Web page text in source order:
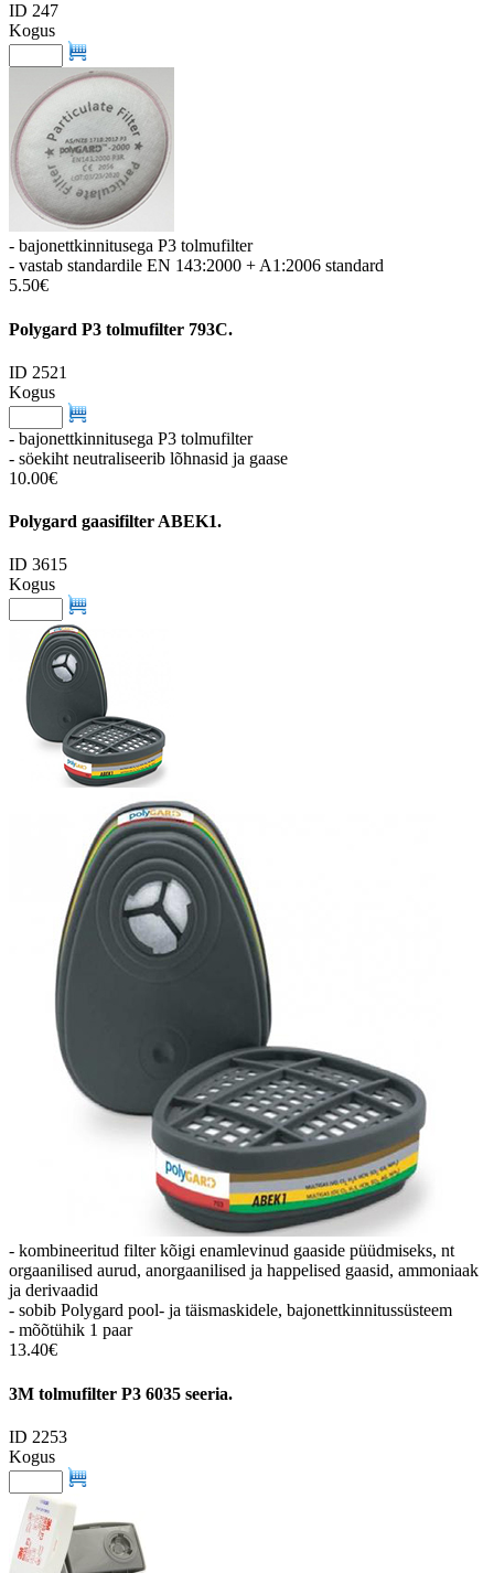
ID 247
Kogus
- bajonettkinnitusega P3 tolmufilter
- vastab standardile EN 143:2000 + A1:2006 standard
5.50€
Polygard P3 tolmufilter 793C.
ID 2521
Kogus
- bajonettkinnitusega P3 tolmufilter
- söekiht neutraliseerib lõhnasid ja gaase
10.00€
Polygard gaasifilter ABEK1.
ID 3615
Kogus
- kombineeritud filter kõigi enamlevinud gaaside püüdmiseks, nt
orgaanilised aurud, anorgaanilised ja happelised gaasid, ammoniaak
ja derivaadid
- sobib Polygard pool- ja täismaskidele, bajonettkinnitussüsteem
- mõõtühik 1 paar
13.40€
3M tolmufilter P3 6035 seeria.
ID 2253
Kogus